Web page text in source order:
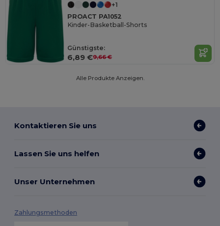
+1
PROACT PA1052
Kinder-Basketball-Shorts
Günstigste:
6,89 €9,66 €
Alle Produkte Anzeigen.
Kontaktieren Sie uns
Lassen Sie uns helfen
Unser Unternehmen
Zahlungsmethoden